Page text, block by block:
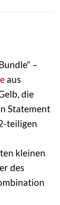
–
aus
die
Statement
teiligen
kleinen
des